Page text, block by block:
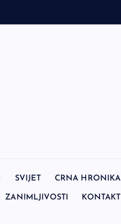
SVIJET CRNA HRONIKA
ZANIMLJIVOSTI KONTAKT